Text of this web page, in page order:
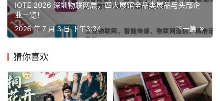
IOTE 2026 深圳物联网展，四大展馆全品类展品与头部企
业一览！
下一篇
2026 年 7 月 3 日 下午3:34
猜你喜欢